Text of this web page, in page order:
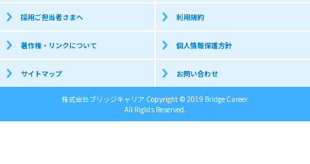
採用ご担当者さまへ 利用規約
著作権・リンクについて 個人情報保護方針
サイトマップ お問い合わせ
株式会社ブリッジキャリア Copyright © 2019 Bridge Career.
All Rights Reserved.